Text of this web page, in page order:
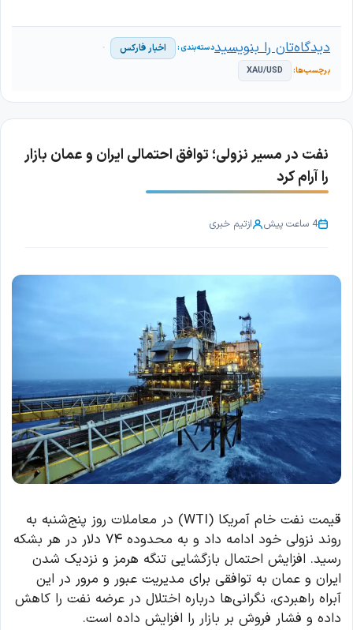
اخبار فارکس
XAU/USD
دیدگاه‌تان را بنویسید
نفت در مسیر نزولی؛ توافق احتمالی ایران و عمان بازار
را آرام کرد
4 ساعت پیش ازتیم خبری
قیمت نفت خام آمریکا (WTI) در معاملات روز پنج‌شنبه به
روند نزولی خود ادامه داد و به محدوده ۷۴ دلار در هر بشکه
رسید. افزایش احتمال بازگشایی تنگه هرمز و نزدیک شدن
ایران و عمان به توافقی برای مدیریت عبور و مرور در این
آبراه راهبردی، نگرانی‌ها درباره اختلال در عرضه نفت را کاهش
داده و فشار فروش بر بازار را افزایش داده است.